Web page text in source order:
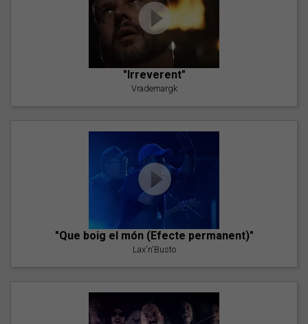
"Irreverent"
Vrademargk
"Que boig el món (Efecte permanent)"
Lax'n'Busto